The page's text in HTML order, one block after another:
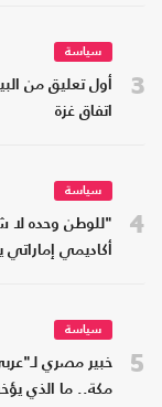
3
سياسة
أول تعليق من
اتفاق غزة
4
سياسة
"للوطن وحده لا
أكاديمي إماراتي
5
سياسة
مكة.. ما الذي